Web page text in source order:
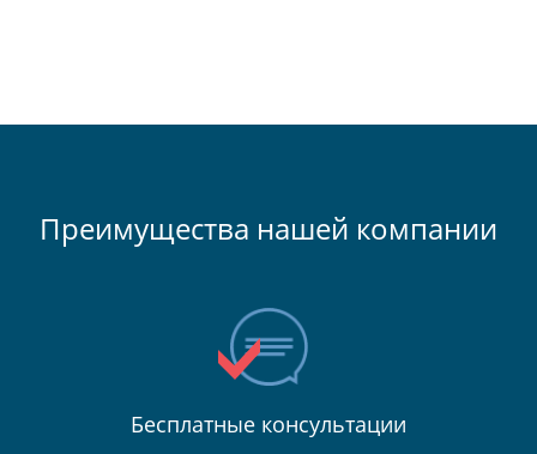
Преимущества нашей компании
Бесплатные консультации